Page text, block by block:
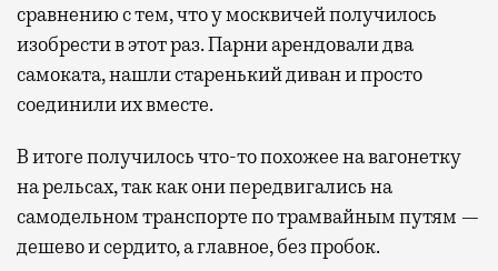
сравнению с тем, что у москвичей получилось
изобрести в этот раз. Парни арендовали два
самоката, нашли старенький диван и просто
соединили их вместе.
В итоге получилось что-то похожее на вагонетку
на рельсах, так как они передвигались на
самодельном транспорте по трамвайным путям —
дешево и сердито, а главное, без пробок.